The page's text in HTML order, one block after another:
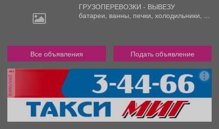
ГРУЗОПЕРЕВОЗКИ - ВЫВЕЗУ
батареи, ванны, печки, холодильники, ...
Все объявления Подать объявление
реклама